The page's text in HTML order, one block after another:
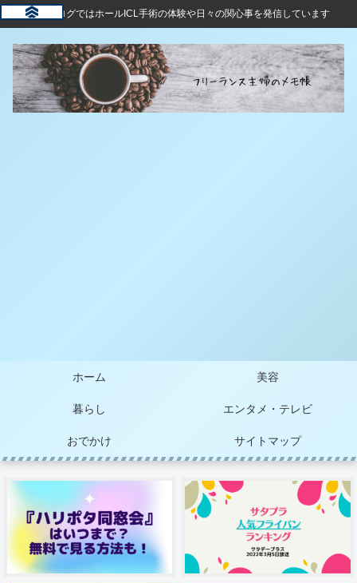
このブログではホールICL手術の体験や日々の関心事を発信しています
ホーム 美容
暮らし エンタメ・テレビ
おでかけ サイトマップ